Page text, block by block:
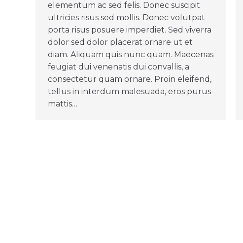
elementum ac sed felis. Donec suscipit
ultricies risus sed mollis. Donec volutpat
porta risus posuere imperdiet. Sed viverra
dolor sed dolor placerat ornare ut et
diam. Aliquam quis nunc quam. Maecenas
feugiat dui venenatis dui convallis, a
consectetur quam ornare. Proin eleifend,
tellus in interdum malesuada, eros purus
mattis…